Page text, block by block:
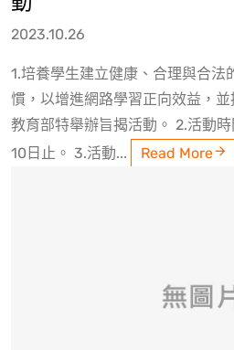
2023.10.26
1.培養學生建立健康、合理與合法
慣，以增進網路學習正向效益，並
教育部特舉辦旨揭活動。 2.活動時
10日止。 3.活動...
Read More